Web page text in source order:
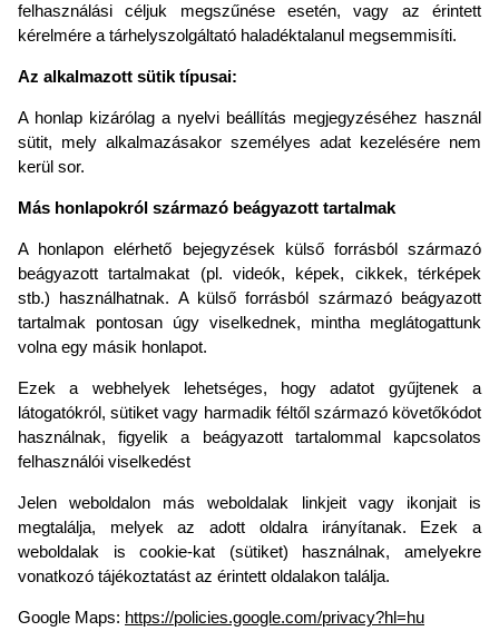
felhasználási céljuk megszűnése esetén, vagy az érintett
kérelmére a tárhelyszolgáltató haladéktalanul megsemmisíti.
Az alkalmazott sütik típusai:
A honlap kizárólag a nyelvi beállítás megjegyzéséhez használ
sütit, mely alkalmazásakor személyes adat kezelésére nem
kerül sor.
Más honlapokról származó beágyazott tartalmak
A honlapon elérhető bejegyzések külső forrásból származó
beágyazott tartalmakat (pl. videók, képek, cikkek, térképek
stb.) használhatnak. A külső forrásból származó beágyazott
tartalmak pontosan úgy viselkednek, mintha meglátogattunk
volna egy másik honlapot.
Ezek a webhelyek lehetséges, hogy adatot gyűjtenek a
látogatókról, sütiket vagy harmadik féltől származó követőkódot
használnak, figyelik a beágyazott tartalommal kapcsolatos
felhasználói viselkedést
Jelen weboldalon más weboldalak linkjeit vagy ikonjait is
megtalálja, melyek az adott oldalra irányítanak. Ezek a
weboldalak is cookie-kat (sütiket) használnak, amelyekre
vonatkozó tájékoztatást az érintett oldalakon találja.
Google Maps: https://policies.google.com/privacy?hl=hu